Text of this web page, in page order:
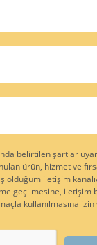
belirtilen şartlar
ürün, hizmet ve
olduğum iletişim
geçilmesine, iletişim
kullanılmasına